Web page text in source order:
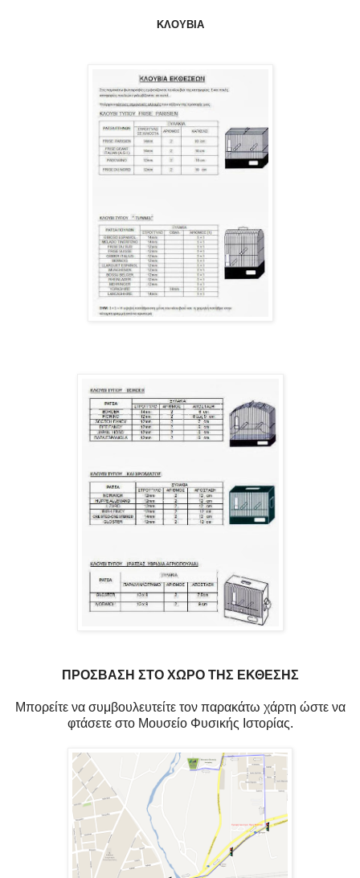
ΚΛΟΥΒΙΑ
ΠΡΟΣΒΑΣΗ ΣΤΟ ΧΩΡΟ ΤΗΣ ΕΚΘΕΣΗΣ
Μπορείτε να συμβουλευτείτε τον παρακάτω χάρτη ώστε να
φτάσετε στο Μουσείο Φυσικής Ιστορίας.